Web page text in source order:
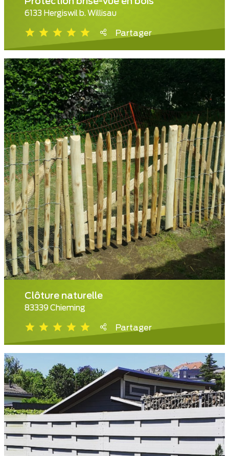
6133 Hergiswil b. Willisau
Partager
Clôture naturelle
83339 Chieming
Partager